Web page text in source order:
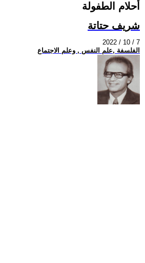
أحلام الطفولة
شريف حتاتة
2022 / 10 / 7
الفلسفة ,علم النفس , وعلم الاجتماع